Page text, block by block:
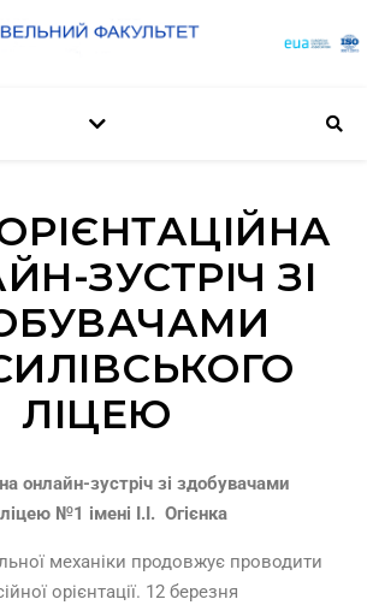
ЗУСТРІЧ ЗІ
ЛІЦЕЮ
онлайн-зустріч зі здобувачами
№1 імені І.І. Огієнка
механіки продовжує проводити
орієнтації. 12 березня